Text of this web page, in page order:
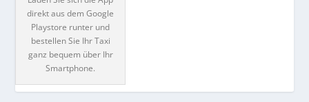
direkt aus dem Google
Playstore runter und
bestellen Sie Ihr Taxi
ganz bequem über Ihr
Smartphone.